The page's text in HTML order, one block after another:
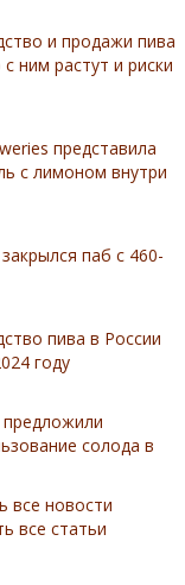
и продажи пива
ним растут и риски
представила
с лимоном внутри
паб с 460-
пива в России
году
солода в
все новости
все статьи